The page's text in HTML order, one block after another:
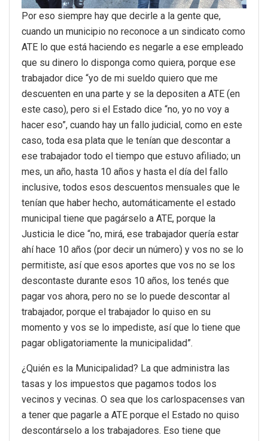
Por eso siempre hay que decirle a la gente que,
cuando un municipio no reconoce a un sindicato como
ATE lo que está haciendo es negarle a ese empleado
que su dinero lo disponga como quiera, porque ese
trabajador dice “yo de mi sueldo quiero que me
descuenten en una parte y se la depositen a ATE (en
este caso), pero si el Estado dice “no, yo no voy a
hacer eso”, cuando hay un fallo judicial, como en este
caso, toda esa plata que le tenían que descontar a
ese trabajador todo el tiempo que estuvo afiliado; un
mes, un año, hasta 10 años y hasta el día del fallo
inclusive, todos esos descuentos mensuales que le
tenían que haber hecho, automáticamente el estado
municipal tiene que pagárselo a ATE, porque la
Justicia le dice “no, mirá, ese trabajador quería estar
ahí hace 10 años (por decir un número) y vos no se lo
permitiste, así que esos aportes que vos no se los
descontaste durante esos 10 años, los tenés que
pagar vos ahora, pero no se lo puede descontar al
trabajador, porque el trabajador lo quiso en su
momento y vos se lo impediste, así que lo tiene que
pagar obligatoriamente la municipalidad”.
¿Quién es la Municipalidad? La que administra las
tasas y los impuestos que pagamos todos los
vecinos y vecinas. O sea que los carlospacenses van
a tener que pagarle a ATE porque el Estado no quiso
descontárselo a los trabajadores. Eso tiene que